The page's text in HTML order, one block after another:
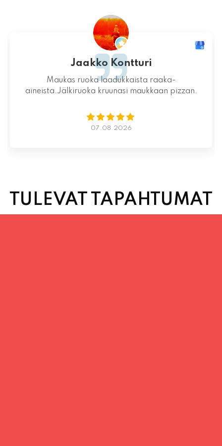
Jaakko Kontturi
Maukas ruoka laadukkaista raaka-
aineista.Jälkiruoka kruunasi maukkaan pizzan.
07.08.2026
TULEVAT TAPAHTUMAT